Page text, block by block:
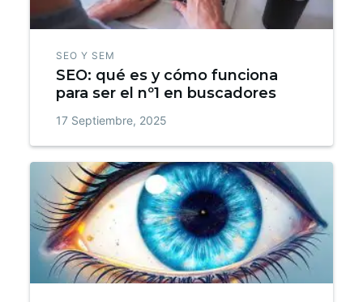
SEO Y SEM
SEO: qué es y cómo funciona
para ser el nº1 en buscadores
17 Septiembre, 2025